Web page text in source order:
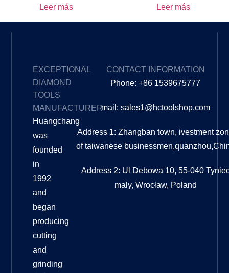
Leer más Leer más
EXCEPTIONAL
DIAMOND
TOOLS
MANUFACTURER
Huangchang
was
founded
in
1992
and
began
producing
cutting
and
grinding
CONTACT INFORMATION
Phone: +86 1539675777
mail: sales1@hctoolshop.com
Address 1: Zhangban town, ivestment
of taiwanese
Address 2: Ul Debowa 10, 55-040
maly, Wrocław, Poland